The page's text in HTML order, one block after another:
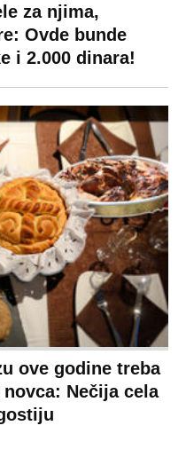
za njima,
Ovde bunde
i 2.000 dinara!
ove godine treba
Nečija cela